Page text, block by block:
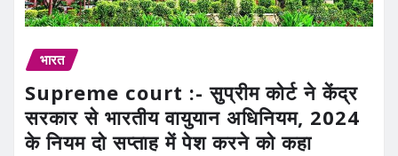
भारत
Supreme court :- सुप्रीम कोर्ट ने केंद्र
सरकार से भारतीय वायुयान अधिनियम, 2024
के नियम दो सप्ताह में पेश करने को कहा